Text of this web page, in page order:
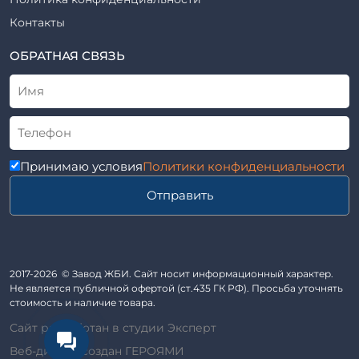
Элементы благоустройства
Трубы асбоцементные
Приставки железобетонные (пасынки) Серия 3.407-57 и
ГОСТ 14295-75
Лестничные марши
Автопавильоны
Анкера железобетонные
Балки железобетонные
Блоки железобетонные
Кабины санитарно-технические
Козырьки входов для общественных зданий
Рабочие чертежи
ТУ
Альбом
Контакты
ОБРАТНАЯ СВЯЗЬ
Принимаю условияПолитики конфиденциальности
Отправить
2017-2026 © Завод ЖБИ. Сайт носит информационный характер.
Не является публичной офертой (ст.435 ГК РФ). Просьба уточнять
стоимость и наличие товара.
Сайт разработан в студии Эксперт
Веб-дизайн создан ГЕРОЯМИ